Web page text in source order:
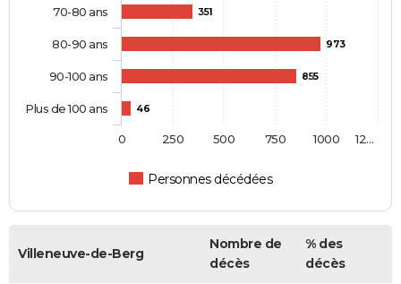
351
973
855
46
Personnes décédées
70-80 ans
80-90 ans
90-100 ans
Plus de 100 ans
0 1000
250 500 750 12…
Villeneuve-de-Berg
Nombre de
décès
% des
décès